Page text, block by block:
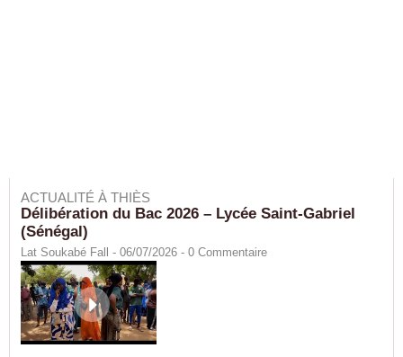
ACTUALITÉ À THIÈS
Délibération du Bac 2026 – Lycée Saint-Gabriel
(Sénégal)
Lat Soukabé Fall - 06/07/2026 - 0 Commentaire